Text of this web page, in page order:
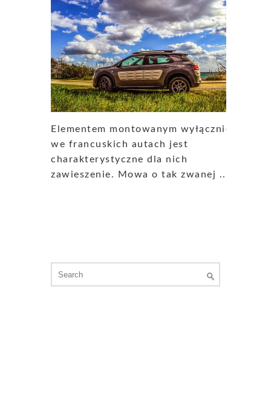
Elementem montowanym wyłącznie
we francuskich autach jest
charakterystyczne dla nich
zawieszenie. Mowa o tak zwanej ...
for: